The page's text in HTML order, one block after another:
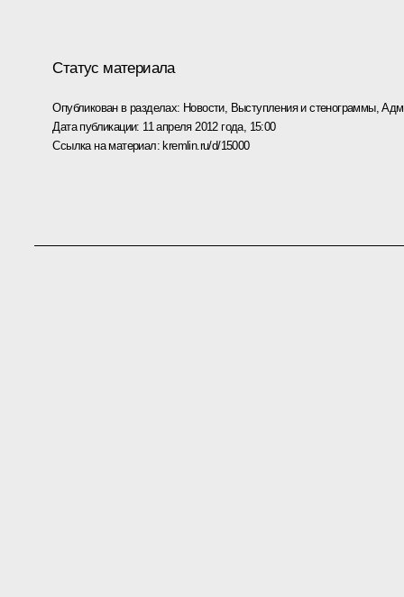
Статус материала
Опубликован в разделах: Новости, Выступления и стенограммы,
Дата публикации: 11 апреля 2012 года, 15:00
Ссылка на материал: kremlin.ru/d/15000